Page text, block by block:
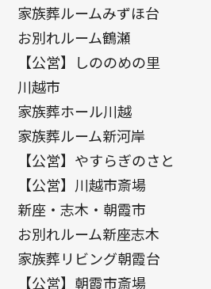
家族葬ルームみずほ台
お別れルーム鶴瀬
【公営】しののめの里
川越市
家族葬ホール川越
家族葬ルーム新河岸
【公営】やすらぎのさと
【公営】川越市斎場
新座・志木・朝霞市
お別れルーム新座志木
家族葬リビング朝霞台
【公営】朝霞市斎場